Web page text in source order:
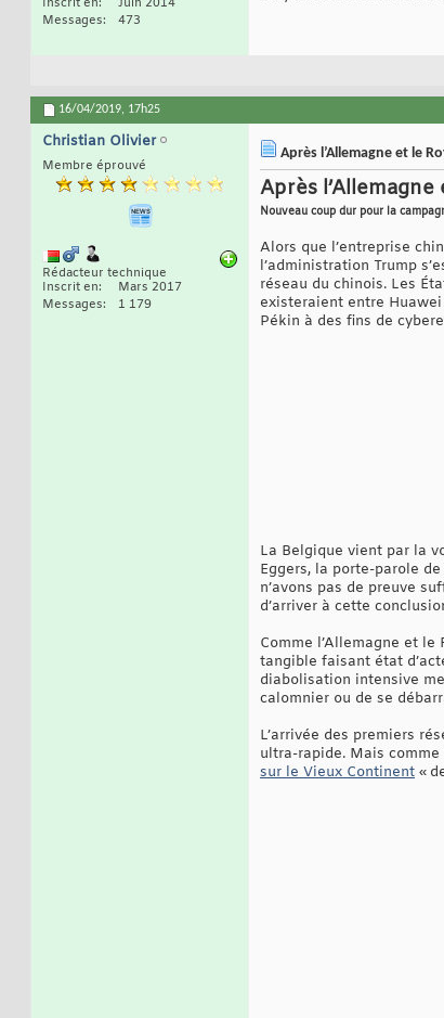
Inscrit en
Juin 2014
Messages
473
16/04/2019, 17h25
Christian Olivier
Membre éprouvé
Rédacteur technique
Inscrit en
Mars 2017
Messages
1 179
Après l’Allemagne et le
Après
Nouveau coup dur pour la
Alors que l’entreprise
l’administration Trump
réseau du chinois. Les
existeraient entre
Pékin à des fins de
La Belgique vient par la
Eggers, la porte-parole
n’avons pas de preuve
d’arriver à cette
Comme l’Allemagne et
tangible faisant état
diabolisation intensive
calomnier ou de se
L’arrivée des premiers
ultra-rapide. Mais
sur le Vieux Continent «